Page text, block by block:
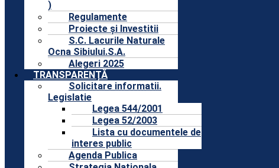
)
Regulamente
Proiecte și Investitii
S.C. Lacurile Naturale
Ocna Sibiului.S.A.
Alegeri 2025
TRANSPARENȚĂ
Solicitare informatii.
Legislatie
Legea 544/2001
Legea 52/2003
Lista cu documentele de
interes public
Agenda Publica